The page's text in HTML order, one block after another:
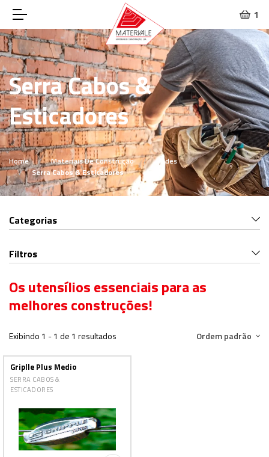
1
Serra Cabos &
Esticadores
Home Materiais De Construção
Redes
Serra Cabos & Esticadores
Categorias
Filtros
Os utensílios essenciais para as
melhores construções!
Exibindo 1 - 1 de 1 resultados Ordem padrão
Griplle Plus Medio
SERRA CABOS &
ESTICADORES